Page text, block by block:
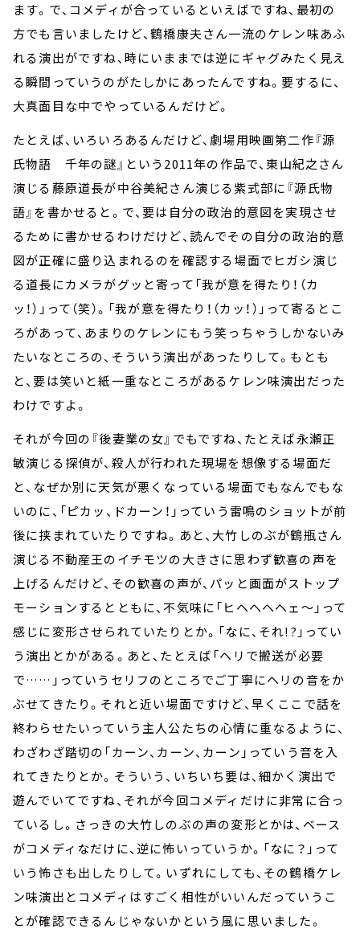
ます。で、コメディが合っているといえばですね、最初の
方でも言いましたけど、鶴橋康夫さん一流のケレン味あふ
れる演出がですね、時にいままでは逆にギャグみたく見え
る瞬間っていうのがたしかにあったんですね。要するに、
大真面目な中でやっているんだけど。
たとえば、いろいろあるんだけど、劇場用映画第二作『源
氏物語 千年の謎』という2011年の作品で、東山紀之さん
演じる藤原道長が中谷美紀さん演じる紫式部に『源氏物
語』を書かせると。で、要は自分の政治的意図を実現させ
るために書かせるわけだけど、読んでその自分の政治的意
図が正確に盛り込まれるのを確認する場面でヒガシ演じ
る道長にカメラがグッと寄って「我が意を得たり！（カ
ッ！）」って（笑）。「我が意を得たり！（カッ！）」って寄るとこ
ろがあって、あまりのケレンにもう笑っちゃうしかないみ
たいなところの、そういう演出があったりして。もとも
と、要は笑いと紙一重なところがあるケレン味演出だった
わけですよ。
それが今回の『後妻業の女』でもですね、たとえば永瀬正
敏演じる探偵が、殺人が行われた現場を想像する場面だ
と、なぜか別に天気が悪くなっている場面でもなんでもな
いのに、「ピカッ、ドカーン！」っていう雷鳴のショットが前
後に挟まれていたりですね。あと、大竹しのぶが鶴瓶さん
演じる不動産王のイチモツの大きさに思わず歓喜の声を
上げるんだけど、その歓喜の声が、パッと画面がストップ
モーションするとともに、不気味に「ヒヘヘヘヘェ～」って
感じに変形させられていたりとか。「なに、それ!?」ってい
う演出とかがある。あと、たとえば「ヘリで搬送が必要
で……」っていうセリフのところでご丁寧にヘリの音をか
ぶせてきたり。それと近い場面ですけど、早くここで話を
終わらせたいっていう主人公たちの心情に重なるように、
わざわざ踏切の「カーン、カーン、カーン」っていう音を入
れてきたりとか。そういう、いちいち要は、細かく演出で
遊んでいてですね、それが今回コメディだけに非常に合っ
ているし。さっきの大竹しのぶの声の変形とかは、ベース
がコメディなだけに、逆に怖いっていうか。「なに？」って
いう怖さも出したりして。いずれにしても、その鶴橋ケレ
ン味演出とコメディはすごく相性がいいんだっていうこ
とが確認できるんじゃないかという風に思いました。